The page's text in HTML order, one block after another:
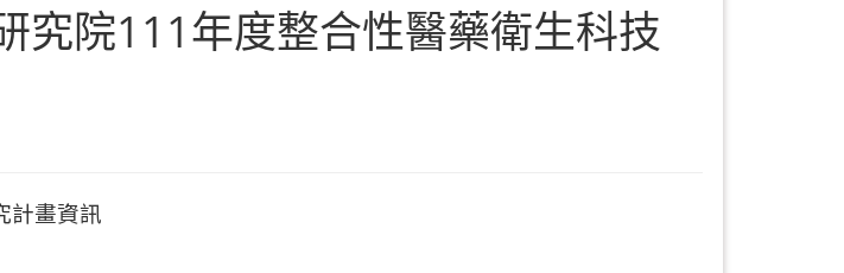
究院111年度整合性醫藥衛生科技
計畫資訊